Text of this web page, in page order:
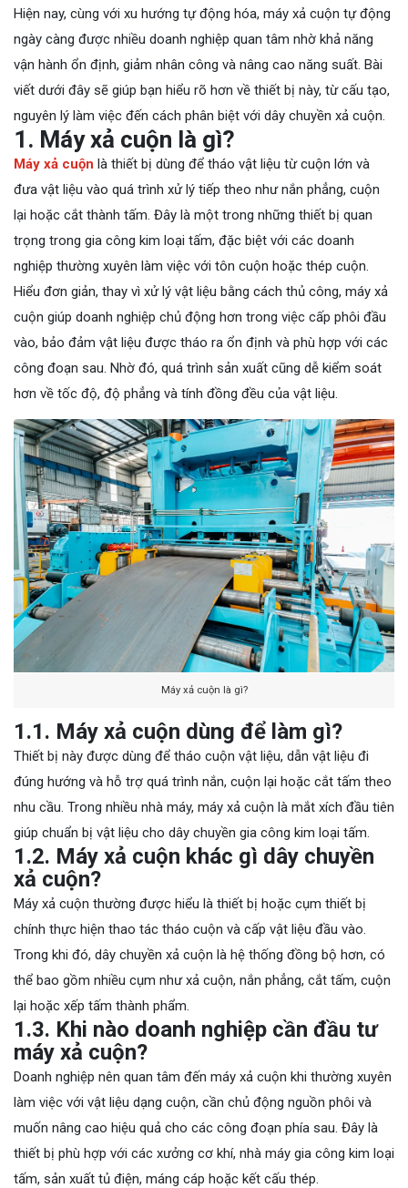
Hiện nay, cùng với xu hướng tự động hóa, máy xả cuộn tự động
ngày càng được nhiều doanh nghiệp quan tâm nhờ khả năng
vận hành ổn định, giảm nhân công và nâng cao năng suất. Bài
viết dưới đây sẽ giúp bạn hiểu rõ hơn về thiết bị này, từ cấu tạo,
nguyên lý làm việc đến cách phân biệt với dây chuyền xả cuộn.
1. Máy xả cuộn là gì?
Máy xả cuộn là thiết bị dùng để tháo vật liệu từ cuộn lớn và
đưa vật liệu vào quá trình xử lý tiếp theo như nắn phẳng, cuộn
lại hoặc cắt thành tấm. Đây là một trong những thiết bị quan
trọng trong gia công kim loại tấm, đặc biệt với các doanh
nghiệp thường xuyên làm việc với tôn cuộn hoặc thép cuộn.
Hiểu đơn giản, thay vì xử lý vật liệu bằng cách thủ công, máy xả
cuộn giúp doanh nghiệp chủ động hơn trong việc cấp phôi đầu
vào, bảo đảm vật liệu được tháo ra ổn định và phù hợp với các
công đoạn sau. Nhờ đó, quá trình sản xuất cũng dễ kiểm soát
hơn về tốc độ, độ phẳng và tính đồng đều của vật liệu.
Máy xả cuộn là gì?
1.1. Máy xả cuộn dùng để làm gì?
Thiết bị này được dùng để tháo cuộn vật liệu, dẫn vật liệu đi
đúng hướng và hỗ trợ quá trình nắn, cuộn lại hoặc cắt tấm theo
nhu cầu. Trong nhiều nhà máy, máy xả cuộn là mắt xích đầu tiên
giúp chuẩn bị vật liệu cho dây chuyền gia công kim loại tấm.
1.2. Máy xả cuộn khác gì dây chuyền
xả cuộn?
Máy xả cuộn thường được hiểu là thiết bị hoặc cụm thiết bị
chính thực hiện thao tác tháo cuộn và cấp vật liệu đầu vào.
Trong khi đó, dây chuyền xả cuộn là hệ thống đồng bộ hơn, có
thể bao gồm nhiều cụm như xả cuộn, nắn phẳng, cắt tấm, cuộn
lại hoặc xếp tấm thành phẩm.
1.3. Khi nào doanh nghiệp cần đầu tư
máy xả cuộn?
Doanh nghiệp nên quan tâm đến máy xả cuộn khi thường xuyên
làm việc với vật liệu dạng cuộn, cần chủ động nguồn phôi và
muốn nâng cao hiệu quả cho các công đoạn phía sau. Đây là
thiết bị phù hợp với các xưởng cơ khí, nhà máy gia công kim loại
tấm, sản xuất tủ điện, máng cáp hoặc kết cấu thép.